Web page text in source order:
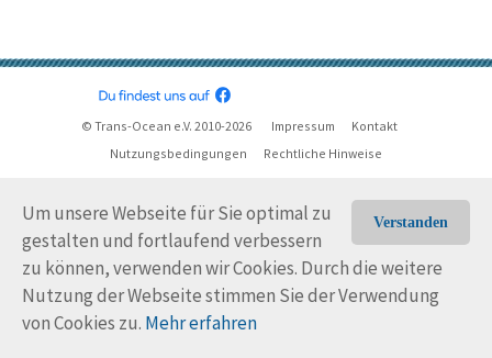
Verstanden
Um unsere Webseite für Sie optimal zu
gestalten und fortlaufend verbessern
zu können, verwenden wir Cookies. Durch die weitere
Nutzung der Webseite stimmen Sie der Verwendung
von Cookies zu. Mehr erfahren
© Trans-Ocean e.V. 2010-2026 Impressum
Kontakt
Nutzungsbedingungen
Rechtliche Hinweise